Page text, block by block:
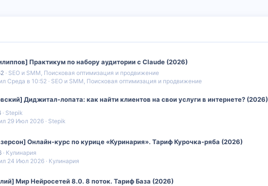
Практикум по набору аудитории с Claude (2026)
SEO и SMM, Поисковая оптимизация и продвижение
SEO и SMM, Поисковая оптимизация и продвижение
Среда в 10:52
Диджитал-лопата: как найти клиентов на свои услуги в интернете? (2026)
Stepik
Stepik
29 Июл 2026
Онлайн-курс по курице «Куринария». Тариф Курочка-ряба (2026)
Кулинария
Кулинария
24 Июл 2026
Мир Нейросетей 8.0. 8 поток. Тариф База (2026)